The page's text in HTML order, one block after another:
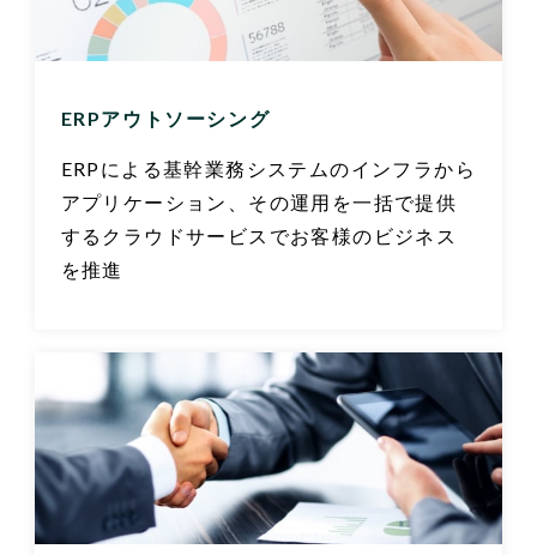
ERPアウトソーシング
ERPによる基幹業務システムのインフラから
アプリケーション、その運用を一括で提供
するクラウドサービスでお客様のビジネス
を推進